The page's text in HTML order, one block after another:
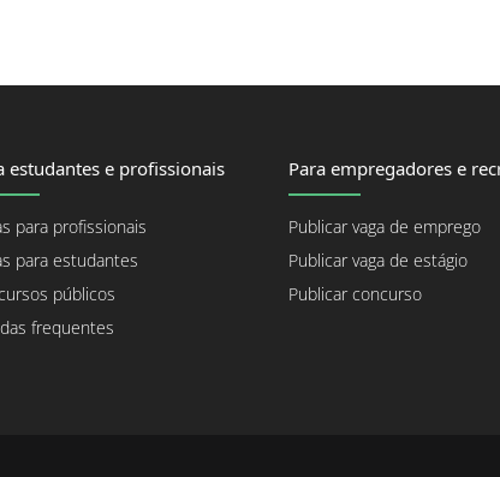
estudantes e profissionais
para profissionais
para estudantes
públicos
frequentes
Para empregadores e
Publicar vaga de emprego
Publicar vaga de estágio
Publicar concurso